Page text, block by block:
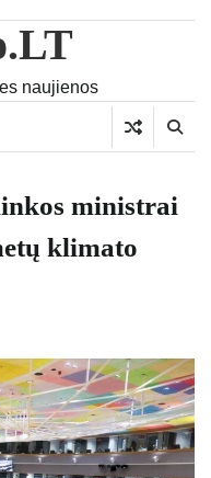
naujienos
ministrai
klimato